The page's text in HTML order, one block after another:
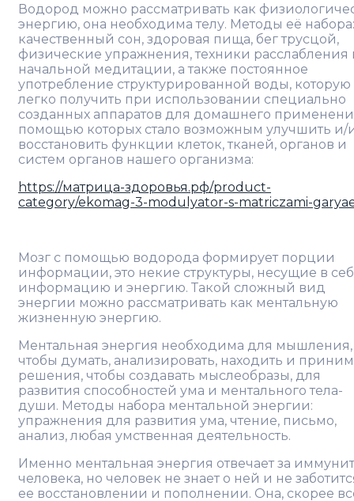
Водород можно рассматривать как
энергию, она необходима телу. Методы её набора:
качественный сон, здоровая пища, бег трусцой,
физические упражнения, техники расслабления
начальной медитации, а также постоянное
употребление структурированной воды, которую
легко получить при использовании специально
созданных аппаратов для домашнего
помощью которых стало возможным улучшить и/
восстановить функции клеток, тканей, органов и
систем органов нашего организма:
https://матрица-здоровья.рф/product-
category/ekomag-3-modulyator-s-matriczami-
Мозг с помощью водорода формирует порции
информации, это некие структуры, несущие в
информацию и энергию. Такой сложный вид
энергии можно рассматривать как ментальную
жизненную энергию.
Ментальная энергия необходима для мышления,
чтобы думать, анализировать, находить и
решения, чтобы создавать мыслеобразы, для
развития способностей ума и ментального тела-
души. Методы набора ментальной энергии:
упражнения для развития ума, чтение, письмо,
анализ, любая умственная деятельность.
Именно ментальная энергия отвечает за
человека, но человек не знает о ней и не
ее восстановлении и пополнении. Она, скорее